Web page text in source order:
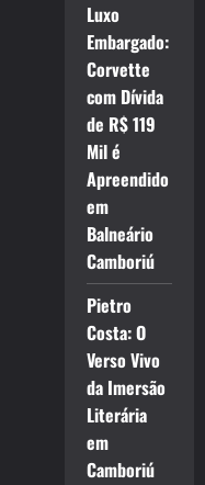
Luxo
Embargado:
Corvette
com Dívida
de R$ 119
Mil é
Apreendido
em
Balneário
Camboriú
Pietro
Costa: O
Verso Vivo
da Imersão
Literária
em
Camboriú